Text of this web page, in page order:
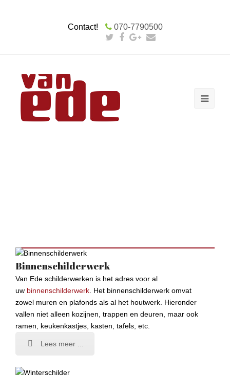
Contact! 070-7790500
Binnenschilderwerk
Van Ede schilderwerken is het adres voor al
uw binnenschilderwerk. Het binnenschilderwerk omvat
zowel muren en plafonds als al het houtwerk. Hieronder
vallen niet alleen kozijnen, trappen en deuren, maar ook
ramen, keukenkastjes, kasten, tafels, etc.
Lees meer ...